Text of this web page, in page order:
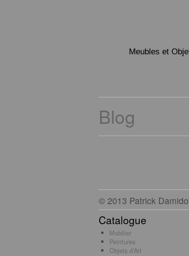
Meubles et
Blog
© 2013 Patrick
Catalogue
Mobilier
Peintures
Objets d’Art